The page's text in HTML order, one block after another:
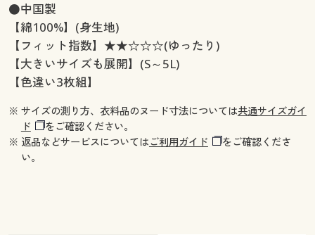
●中国製
【綿100%】(身生地)
【フィット指数】★★☆☆☆(ゆったり)
【大きいサイズも展開】(S～5L)
【色違い3枚組】
※ サイズの測り方、衣料品のヌード寸法については共通サイズガイ
ド
をご確認ください。
※ 返品などサービスについてはご利用ガイド
をご確認くださ
い。